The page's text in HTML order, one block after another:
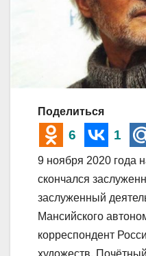
Поделиться
6 1
9 ноября 2020 года
скончался
заслуженный
Мансийского
корреспондент
художеств,